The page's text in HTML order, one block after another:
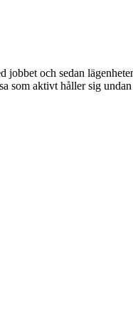
och sedan
som aktivt håller sig